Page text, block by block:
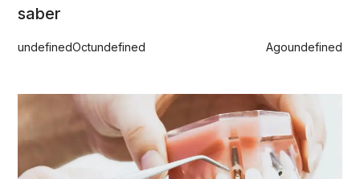
saber
undefinedOctundefined Agoundefined